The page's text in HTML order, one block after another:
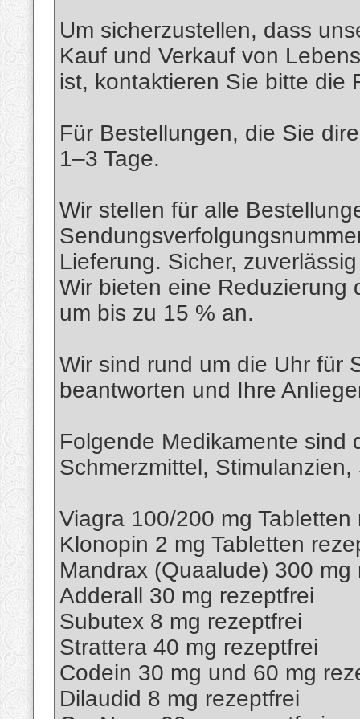
Um sicherzustellen, dass
Kauf und Verkauf von
ist, kontaktieren Sie bitte die
Für Bestellungen, die Sie
1–3 Tage.
Wir stellen für alle
Lieferung. Sicher,
Wir bieten eine Reduzierung
um bis zu 15 % an.
Wir sind rund um die Uhr für
beantworten und Ihre
Folgende Medikamente sind
Schmerzmittel,
Viagra 100/200 mg Tabletten
Klonopin 2 mg Tabletten
Mandrax (Quaalude) 300 mg
Adderall 30 mg rezeptfrei
Subutex 8 mg rezeptfrei
Strattera 40 mg rezeptfrei
Codein 30 mg und 60 mg
Dilaudid 8 mg rezeptfrei